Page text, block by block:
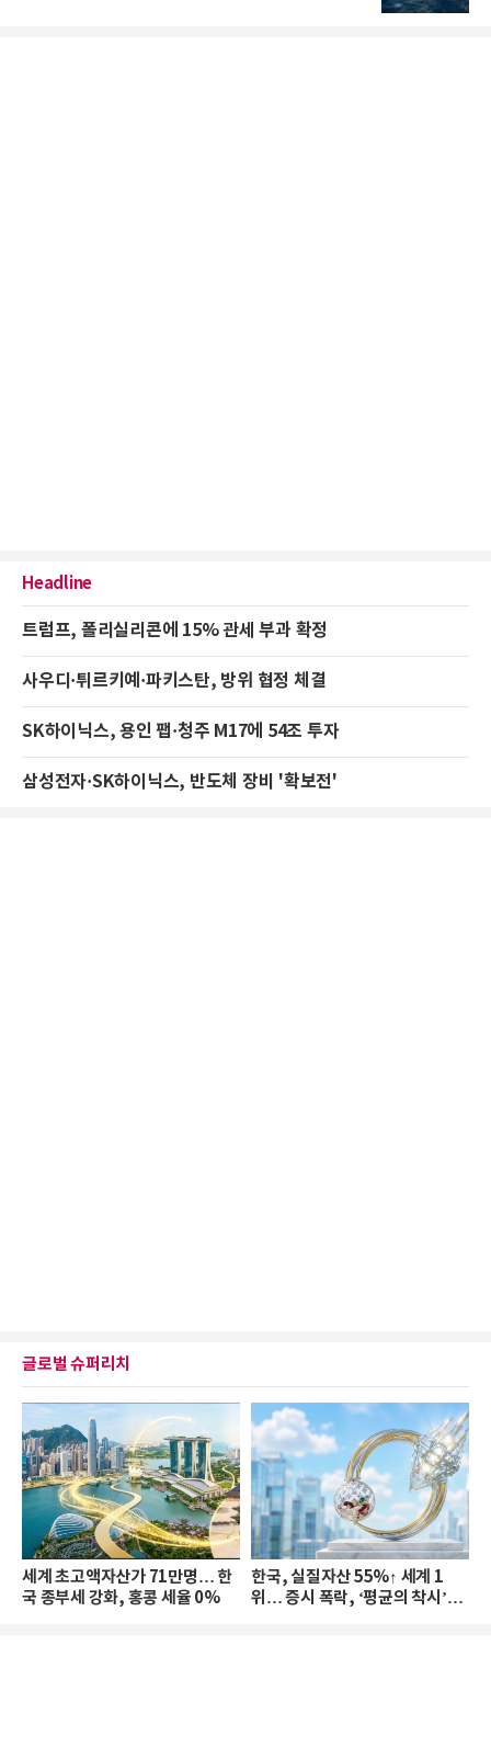
Headline
트럼프, 폴리실리콘에 15% 관세 부과 확정
사우디·튀르키예·파키스탄, 방위 협정 체결
SK하이닉스, 용인 팹·청주 M17에 54조 투자
삼성전자·SK하이닉스, 반도체 장비 '확보전'
글로벌 슈퍼리치
세계 초고액자산가 71만명… 한
국 종부세 강화, 홍콩 세율 0%
한국, 실질자산 55%↑ 세계 1
위… 증시 폭락, ‘평균의 착시’와